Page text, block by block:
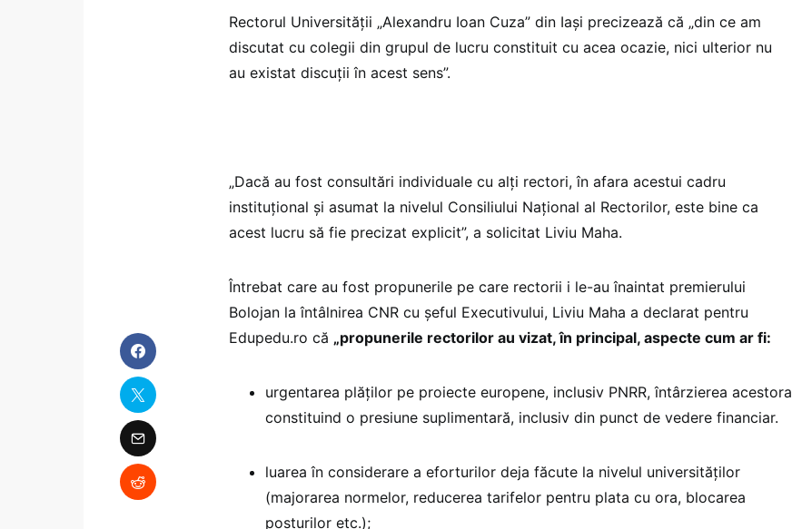
Rectorul Universității „Alexandru Ioan Cuza” din Iași precizează că „din ce am
discutat cu colegii din grupul de lucru constituit cu acea ocazie, nici ulterior nu
au existat discuții în acest sens”.
„Dacă au fost consultări individuale cu alți rectori, în afara acestui cadru
instituțional și asumat la nivelul Consiliului Național al Rectorilor, este bine ca
acest lucru să fie precizat explicit”, a solicitat Liviu Maha.
Întrebat care au fost propunerile pe care rectorii i le-au înaintat premierului
Bolojan la întâlnirea CNR cu șeful Executivului, Liviu Maha a declarat pentru
Edupedu.ro că „propunerile rectorilor au vizat, în principal, aspecte cum ar fi:
urgentarea plăților pe proiecte europene, inclusiv PNRR, întârzierea acestora
constituind o presiune suplimentară, inclusiv din punct de vedere financiar.
luarea în considerare a eforturilor deja făcute la nivelul universităților
(majorarea normelor, reducerea tarifelor pentru plata cu ora, blocarea
posturilor etc.);